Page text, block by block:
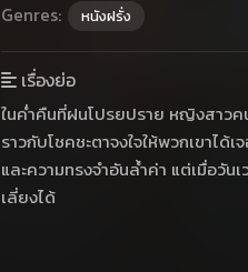
Genres: หนังฝรั่ง
เรื่องย่อ
ในค่ำคืนที่ฝนโปรยปราย หญิงสาวค
ราวกับโชคชะตาจงใจให้พวกเขาไ
และความทรงจำอันล้ำค่า แต่เมื่อวั
เลี่ยงได้